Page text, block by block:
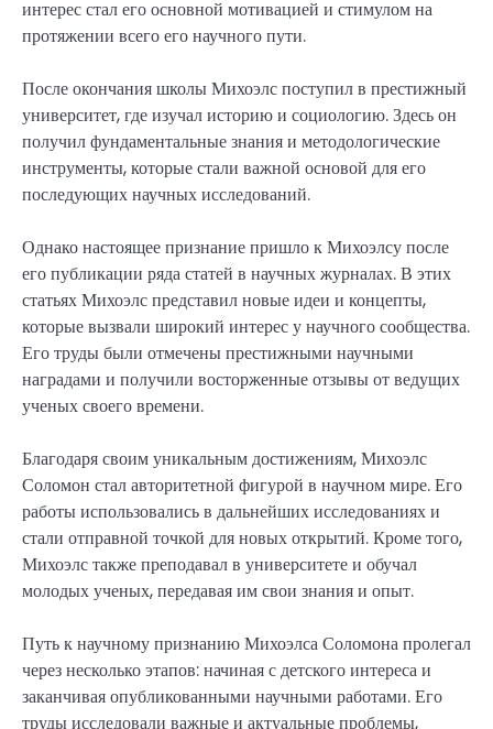
интерес стал его основной мотивацией и стимулом на
протяжении всего его научного пути.
После окончания школы Михоэлс поступил в престижный
университет, где изучал историю и социологию. Здесь он
получил фундаментальные знания и методологические
инструменты, которые стали важной основой для его
последующих научных исследований.
Однако настоящее признание пришло к Михоэлсу после
его публикации ряда статей в научных журналах. В этих
статьях Михоэлс представил новые идеи и концепты,
которые вызвали широкий интерес у научного сообщества.
Его труды были отмечены престижными научными
наградами и получили восторженные отзывы от ведущих
ученых своего времени.
Благодаря своим уникальным достижениям, Михоэлс
Соломон стал авторитетной фигурой в научном мире. Его
работы использовались в дальнейших исследованиях и
стали отправной точкой для новых открытий. Кроме того,
Михоэлс также преподавал в университете и обучал
молодых ученых, передавая им свои знания и опыт.
Путь к научному признанию Михоэлса Соломона пролегал
через несколько этапов: начиная с детского интереса и
заканчивая опубликованными научными работами. Его
труды исследовали важные и актуальные проблемы,